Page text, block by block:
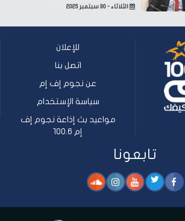
الثلاثاء - ٣٠ سبتمبر ٢٠٢٥
للإعلان
اتصل بنا
عن نجوم إف إم
سياسة الإستخدام
مواعيد بث إذاعة نجوم إف
إم 100.6
تابعونا